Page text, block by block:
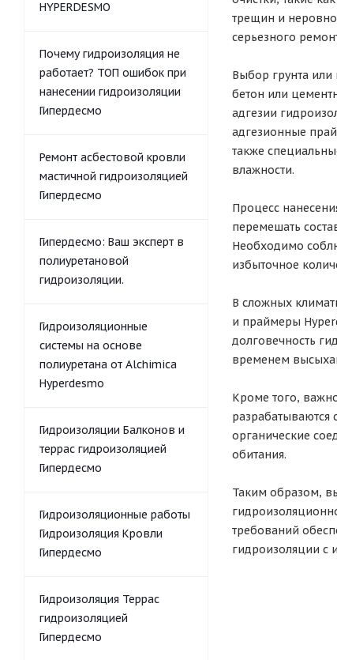
трещин и
серьезного
Выбор грунта или
бетон или
адгезии
адгезионные
также
влажности.
Процесс
перемешать
Необходимо
избыточное
В сложных
и праймеры
долговечность
временем
Кроме того,
разрабатываются
органические
обитания.
Таким образом,
требований
гидроизоляции с
HYPERDESMO
Почему гидроизоляция не
работает? ТОП ошибок при
нанесении гидроизоляции
Гипердесмо
Ремонт асбестовой кровли
мастичной гидроизоляцией
Гипердесмо
Гипердесмо: Ваш эксперт в
полиуретановой
гидроизоляции.
Гидроизоляционные
системы на основе
полиуретана от Alchimica
Hyperdesmo
Гидроизоляции Балконов и
террас гидроизоляцией
Гипердесмо
Гидроизоляционные работы
Гидроизоляция Кровли
Гипердесмо
Гидроизоляция Террас
гидроизоляцией
Гипердесмо